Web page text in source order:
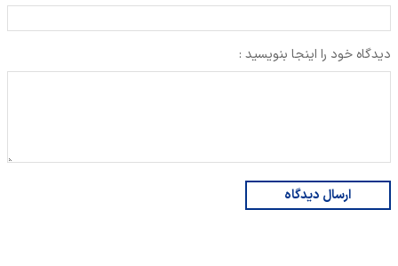
دیدگاه خود را اینجا بنویسید :
ارسال دیدگاه